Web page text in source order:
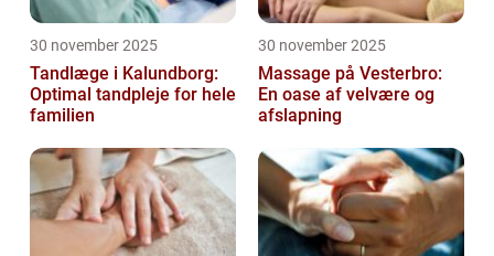
30 november 2025
Tandlæge i Kalundborg:
Optimal tandpleje for hele
familien
30 november 2025
Massage på Vesterbro:
En oase af velvære og
afslapning